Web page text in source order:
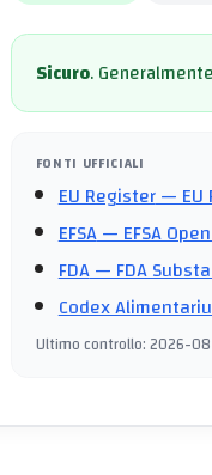
Sicuro.
FONTI UFFICIALI
EU Register— EU
EFSA— EFSA
FDA— FDA
Codex
Ultimo controllo:2026-